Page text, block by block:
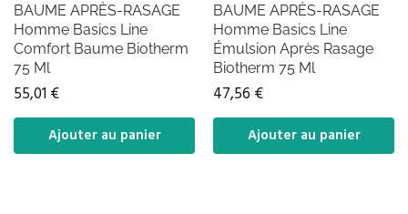
BAUME APRÈS-RASAGE
Homme Basics Line
Comfort Baume Biotherm
75 Ml
55,01€
Ajouter au panier
BAUME APRÈS-RASAGE
Homme Basics Line
Émulsion Après Rasage
Biotherm 75 Ml
47,56 €
Ajouter au panier